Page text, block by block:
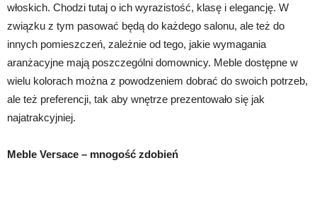
włoskich. Chodzi tutaj o ich wyrazistość, klasę i elegancję. W
związku z tym pasować będą do każdego salonu, ale też do
innych pomieszczeń, zależnie od tego, jakie wymagania
aranżacyjne mają poszczególni domownicy. Meble dostępne w
wielu kolorach można z powodzeniem dobrać do swoich potrzeb,
ale też preferencji, tak aby wnętrze prezentowało się jak
najatrakcyjniej.
Meble Versace – mnogość zdobień